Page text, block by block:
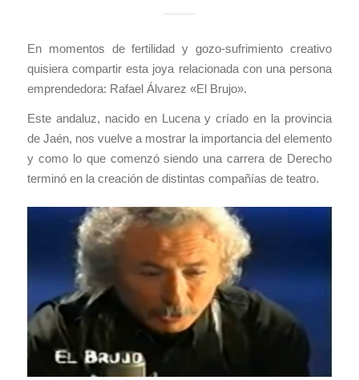
En momentos de fertilidad y gozo-sufrimiento creativo
quisiera compartir esta joya relacionada con una persona
emprendedora: Rafael Álvarez «El Brujo».
Este andaluz, nacido en Lucena y críado en la provincia
de Jaén, nos vuelve a mostrar la importancia del elemento
y como lo que comenzó siendo una carrera de Derecho
terminó en la creación de distintas compañías de teatro.